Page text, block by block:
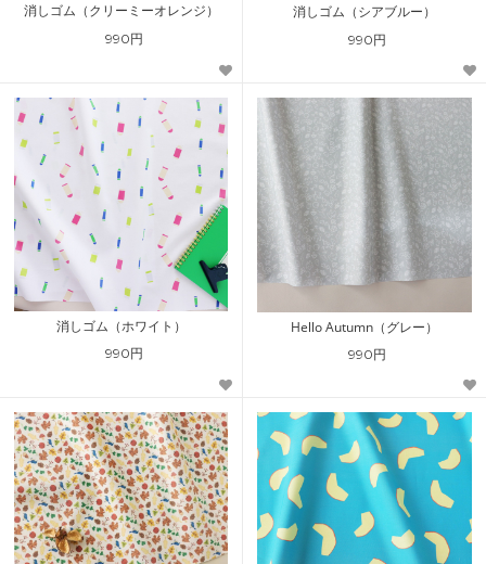
消しゴム（クリーミーオレンジ）
990円
消しゴム（シアブルー）
990円
消しゴム（ホワイト）
990円
Hello Autumn（グレー）
990円